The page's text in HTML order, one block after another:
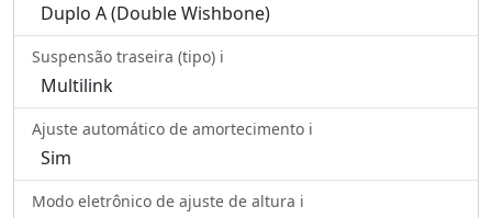
Duplo A (Double Wishbone)
Suspensão traseira (tipo) ℹ️
Multilink
Ajuste automático de amortecimento ℹ️
Sim
Modo eletrônico de ajuste de altura ℹ️